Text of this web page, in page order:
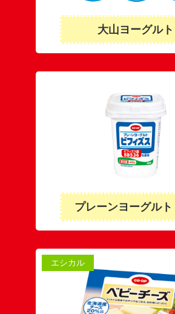
大山ヨーグルト
プレーンヨーグルト
エシカル